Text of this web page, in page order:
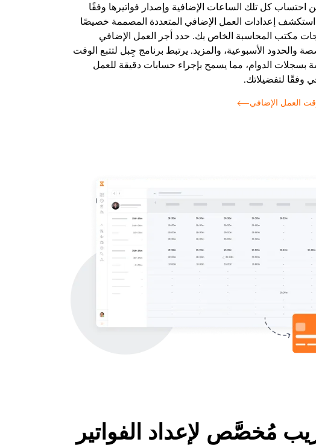
احتساب كل تلك الساعات الإضافية وإصدار فواتيرها وفقًا
إعدادات العمل الإضافي المتعددة المصممة خصيصًا
مكتب المحاسبة الخاص بك. حدد أجر العمل الإضافي
والحدود الأسبوعية، والمزيد. يرتبط برنامج جِبل لتتبع الوقت
بسجلات الدوام، مما يسمح بإجراء حسابات دقيقة للعمل
وفقًا لتفضيلاتك.
العمل الإضافي
مُخصَّص لإعداد الفواتير